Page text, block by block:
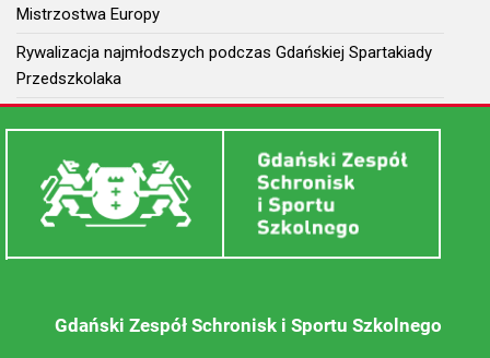
Mistrzostwa Europy
Rywalizacja najmłodszych podczas Gdańskiej Spartakiady
Przedszkolaka
Gdański Zespół Schronisk i Sportu Szkolnego